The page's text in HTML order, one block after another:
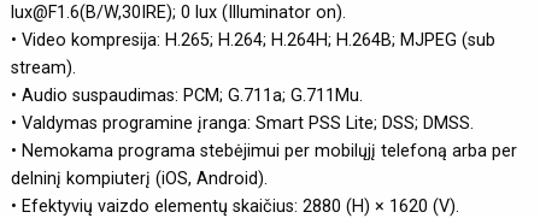
lux@F1.6(B/W,30IRE); 0 lux (Illuminator on).
• Video kompresija: H.265; H.264; H.264H; H.264B; MJPEG (sub
stream).
• Audio suspaudimas: PCM; G.711a; G.711Mu.
• Valdymas programine įranga: Smart PSS Lite; DSS; DMSS.
• Nemokama programa stebėjimui per mobilųjį telefoną arba per
delninį kompiuterį (iOS, Android).
• Efektyvių vaizdo elementų skaičius: 2880 (H) × 1620 (V).